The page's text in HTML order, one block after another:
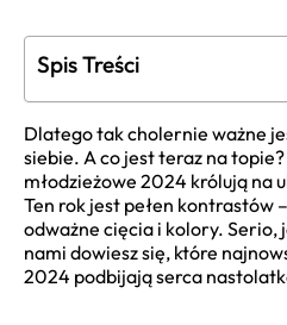
Spis Treści
Dlatego tak cholernie ważne
siebie. A co jest teraz na
młodzieżowe 2024 królują na
Ten rok jest pełen kontrastów
odważne cięcia i kolory. Serio,
nami dowiesz się, które
2024 podbijają serca